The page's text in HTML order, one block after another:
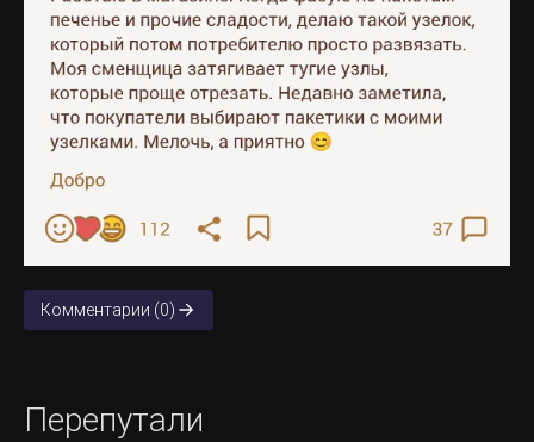
Комментарии (0)
Перепутали